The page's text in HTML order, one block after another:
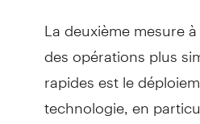
La deuxième mesure
des opérations plus
rapides est le
technologie, en